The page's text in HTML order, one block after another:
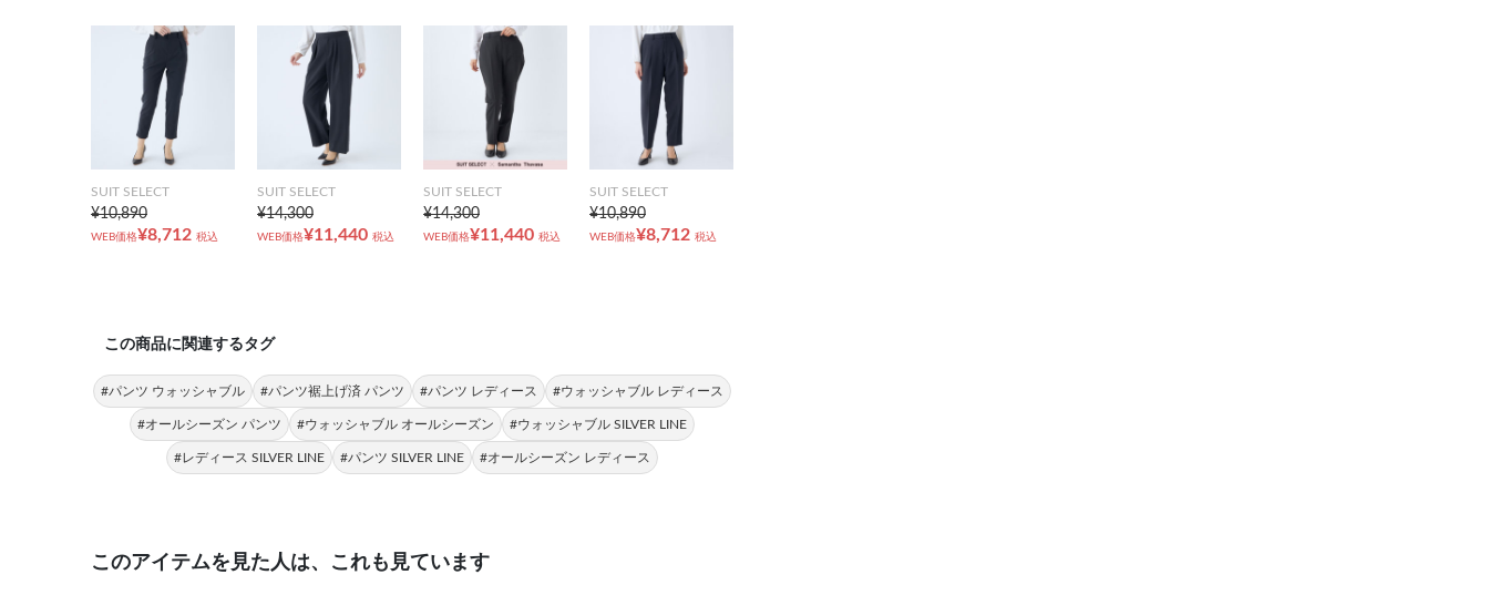
SUIT SELECT
¥10,890
WEB価格¥8,712 税込
SUIT SELECT
¥14,300
WEB価格¥11,440 税込
SUIT SELECT
¥14,300
WEB価格¥11,440 税込
SUIT SELECT
¥10,890
WEB価格¥8,712 税込
この商品に関連するタグ
#パンツ ウォッシャブル #パンツ裾上げ済 パンツ #パンツ レディース #ウォッシャブル レディース
#オールシーズン パンツ #ウォッシャブル オールシーズン #ウォッシャブル SILVER LINE
#レディース SILVER LINE #パンツ SILVER LINE #オールシーズン レディース
このアイテムを見た人は、これも見ています